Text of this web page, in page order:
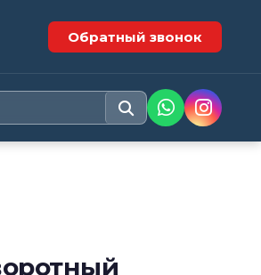
Обратный звонок